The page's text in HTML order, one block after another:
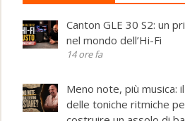
Canton GLE 30 S2: un
nel mondo dell’Hi-Fi
14 ore fa
Meno note, più musica:
delle toniche ritmiche